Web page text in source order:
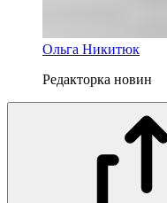
Ольга Никитюк
Редакторка новин